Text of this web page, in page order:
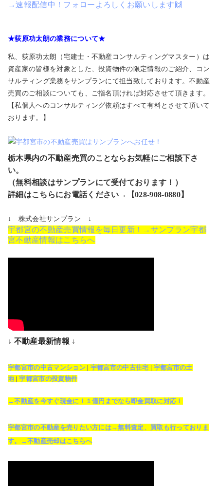
→速報配信中！フォローよろしくお願いします🙌
★荻原功太朗の業務について★
私、荻原功太朗（宅建士・不動産コンサルティングマスター）は
資産家の皆様を対象とした、投資物件の限定情報のご紹介、コン
サルティング業務をサンプランにて担当致しております。不動産
売買のご相談についても、ご指名頂ければ対応させて頂きます。
【私個人へのコンサルティング依頼はすべて有料とさせて頂いて
おります。】
栃木県内の不動産売買のことならお気軽にご相談下さ
い。
（無料相談はサンプランにて受付ております！）
詳細はこちらにお電話ください→【028-908-0880】
↓ 株式会社サンプラン ↓
宇都宮の不動産売買情報を毎日更新！→サンプラン宇都
宮不動産情報はこちらへ
↓ 不動産最新情報 ↓
宇都宮市の中古マンション| 宇都宮市の中古住宅 | 宇都宮市の土
地|宇都宮市の投資物件
→不動産を今すぐ現金に！１億円までなら即金買取に対応！
宇都宮市の不動産を売りたい方には→無料査定、買取も行っておりま
す。→不動産売却はこちらへ